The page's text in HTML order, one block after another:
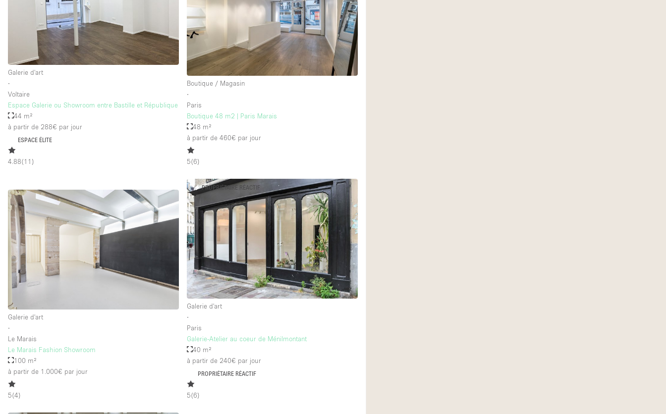
Étage/accès Sous-sol
Rez-de-chaussée sur rue
Rooftop
Galerie d'art
∙
Voltaire
Espace Galerie ou Showroom entre Bastille et République
44 m²
à partir de 288€ par jour
ESPACE ÉLITE
4.88(11 )
Boutique / Magasin
∙
Paris
Boutique 48 m2 | Paris Marais
48 m²
à partir de 460€ par jour
5(6)
Galerie d'art
∙
Le Marais
Le Marais Fashion Showroom
100 m²
à partir de 1.000€ par jour
5(4)
PROPRIÉTAIRE RÉACTIF
Galerie d'art
∙
Paris
Galerie-Atelier au coeur de Ménilmontant
40 m²
à partir de 240€ par jour
PROPRIÉTAIRE RÉACTIF
5(6)